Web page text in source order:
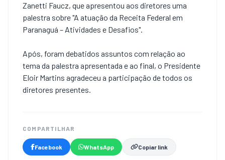
Zanetti Faucz, que apresentou aos diretores uma
palestra sobre "A atuação da Receita Federal em
Paranaguá – Atividades e Desafios".
Após, foram debatidos assuntos com relação ao
tema da palestra apresentada e ao final, o Presidente
Eloir Martins agradeceu a participação de todos os
diretores presentes.
COMPARTILHAR
Facebook WhatsApp Copiar link